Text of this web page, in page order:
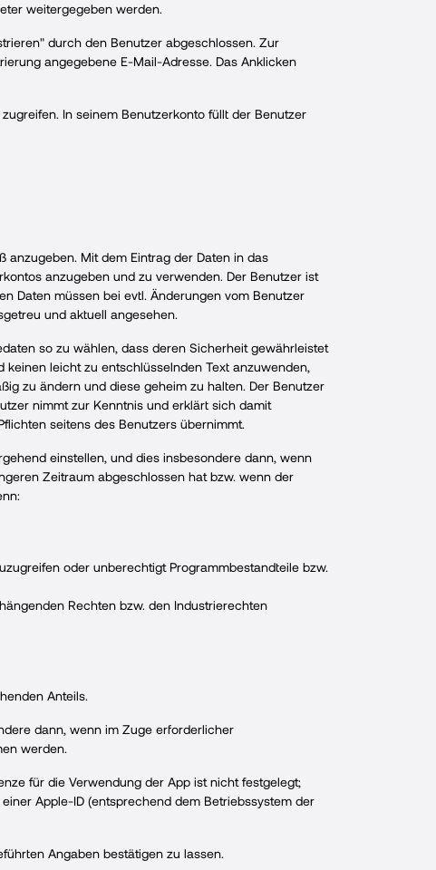
weitergegeben werden.
durch den Benutzer abgeschlossen. Zur
angegebene E-Mail-Adresse. Das Anklicken
In seinem Benutzerkonto füllt der Benutzer
anzugeben. Mit dem Eintrag der Daten in das
anzugeben und zu verwenden. Der Benutzer ist
Daten müssen bei evtl. Änderungen vom Benutzer
und aktuell angesehen.
so zu wählen, dass deren Sicherheit gewährleistet
leicht zu entschlüsselnden Text anzuwenden,
zu ändern und diese geheim zu halten. Der Benutzer
nimmt zur Kenntnis und erklärt sich damit
seitens des Benutzers übernimmt.
einstellen, und dies insbesondere dann, wenn
Zeitraum abgeschlossen hat bzw. wenn der
oder unberechtigt Programmbestandteile bzw.
Rechten bzw. den Industrierechten
Anteils.
dann, wenn im Zuge erforderlicher
werden.
für die Verwendung der App ist nicht festgelegt;
Apple-ID (entsprechend dem Betriebssystem der
Angaben bestätigen zu lassen.